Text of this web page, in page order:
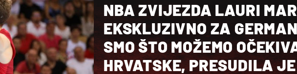
NBA ZVIJEZDA LAURI
EKSKLUZIVNO ZA
SMO ŠTO MOŽEMO
HRVATSKE, PRESUDILA